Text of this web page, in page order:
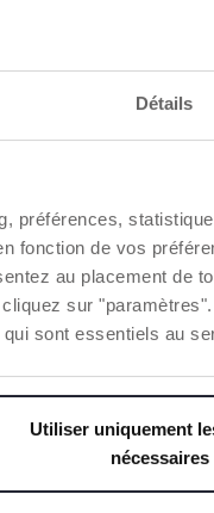
Détails
préférences,
fonction de vos
au placement de
sur
sont essentiels au
Utiliser uniquement
nécessaires
anatomique et
exclusif des sucettes
développé pour
stimuler
position
langue contre le